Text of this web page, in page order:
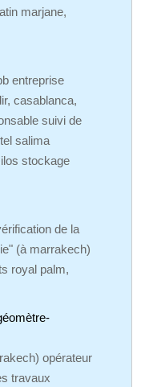
marjane,
entreprise
casablanca,
suivi de
salima
stockage
de la
(à marrakech)
royal palm,
opérateur
travaux